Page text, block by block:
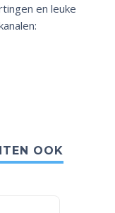
en leuke
OOK